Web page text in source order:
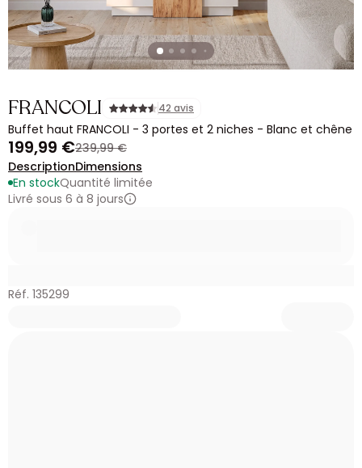
FRANCOLI 42 avis
Buffet haut FRANCOLI - 3 portes et 2 niches - Blanc et chêne
199,99 €239,99 €
DescriptionDimensions
En stockQuantité limitée
Livré sous 6 à 8 jours
Réf. 135299